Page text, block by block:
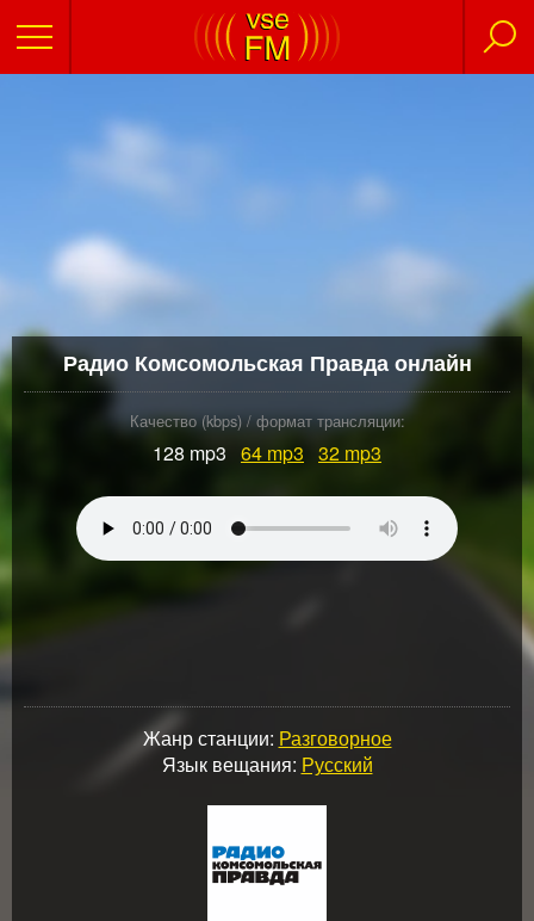
Радио Комсомольская Правда онлайн
Качество (kbps) / формат трансляции:
128 mp3 64 mp3 32 mp3
Жанр станции: Разговорное
Язык вещания: Русский